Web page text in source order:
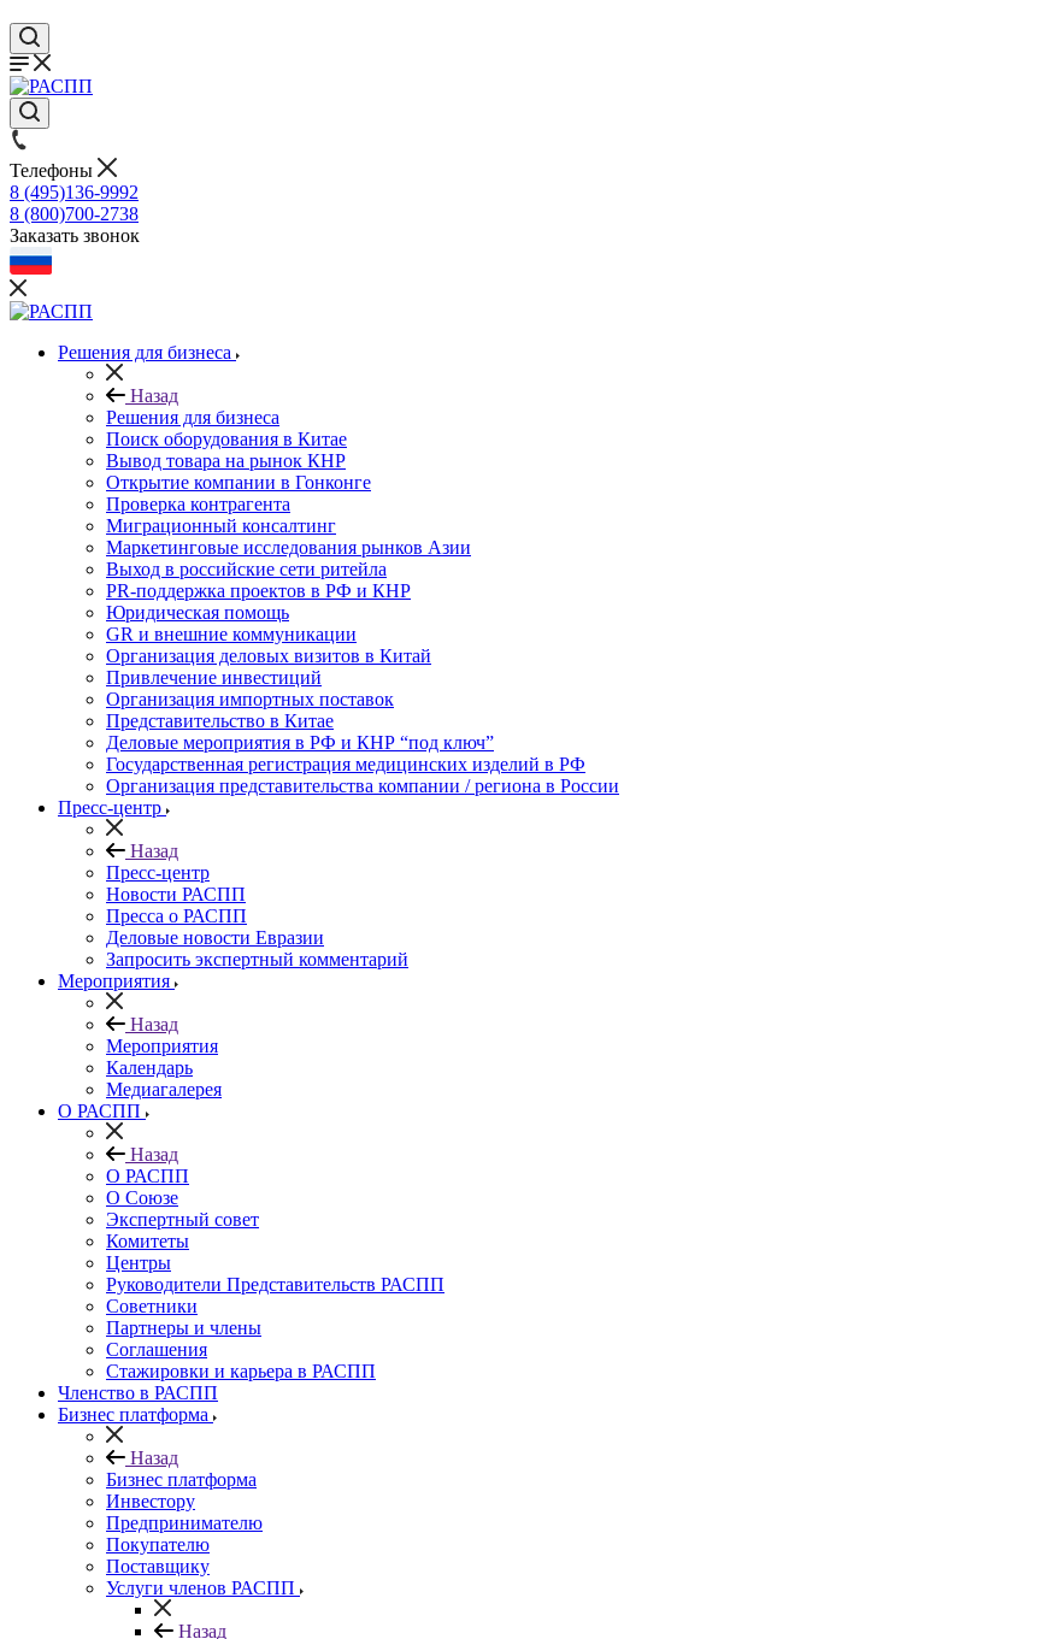
Телефоны
8 (495)136-9992
8 (800)700-2738
Заказать звонок
Решения для бизнеса
Назад
Решения для бизнеса
Поиск оборудования в Китае
Вывод товара на рынок КНР
Открытие компании в Гонконге
Проверка контрагента
Миграционный консалтинг
Маркетинговые исследования рынков Азии
Выход в российские сети ритейла
PR-поддержка проектов в РФ и КНР
Юридическая помощь
GR и внешние коммуникации
Организация деловых визитов в Китай
Привлечение инвестиций
Организация импортных поставок
Представительство в Китае
Деловые мероприятия в РФ и КНР “под ключ”
Государственная регистрация медицинских изделий в РФ
Организация представительства компании / региона в России
Пресс-центр
Назад
Пресс-центр
Новости РАСПП
Пресса о РАСПП
Деловые новости Евразии
Запросить экспертный комментарий
Мероприятия
Назад
Мероприятия
Календарь
Медиагалерея
О РАСПП
Назад
О РАСПП
О Союзе
Экспертный совет
Комитеты
Центры
Руководители Представительств РАСПП
Советники
Партнеры и члены
Соглашения
Стажировки и карьера в РАСПП
Членство в РАСПП
Бизнес платформа
Назад
Бизнес платформа
Инвестору
Предпринимателю
Покупателю
Поставщику
Услуги членов РАСПП
Назад